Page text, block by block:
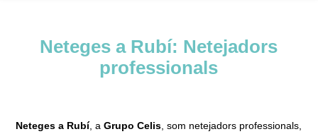
Polits
Pintors
Contacte
Neteges a Rubí: Netejadors
professionals
Neteges a Rubí, aGrupo Celis , som netejadors professionals,